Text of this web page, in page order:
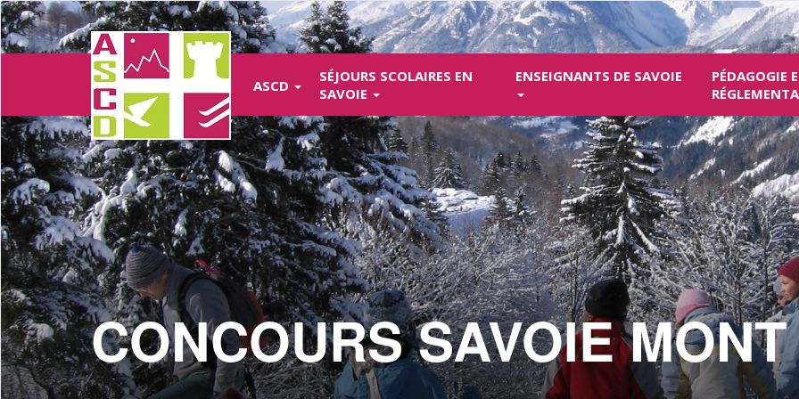
Aller
au
contenu
ASCD
SÉJOURS SCOLAIRES EN
SAVOIE
ENSEIGNANTS DE SAVOIE
PÉDAGOGIE
CONCOURS SAVOIE